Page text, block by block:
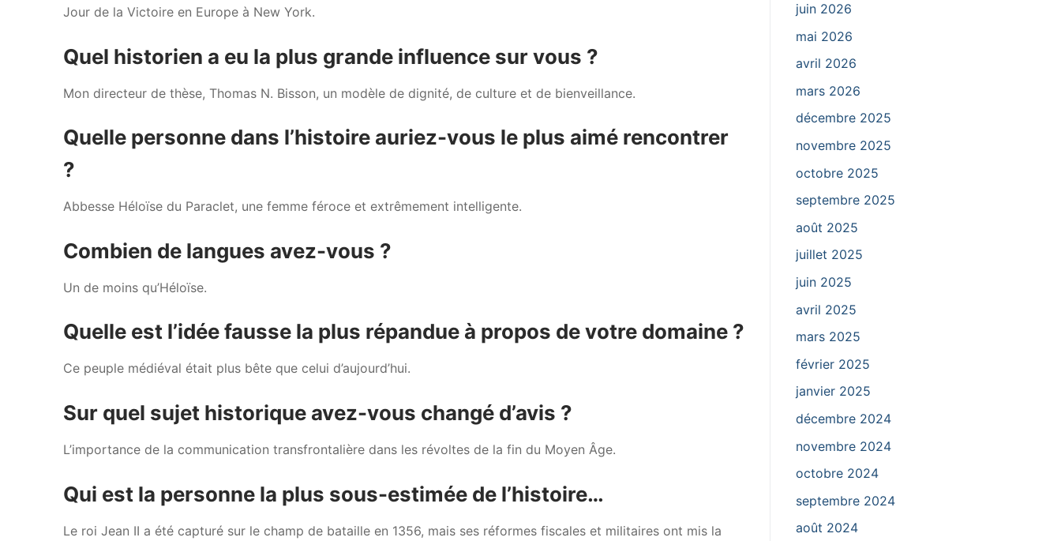
Jour de la Victoire en Europe à New York.
Quel historien a eu la plus grande influence sur vous ?
Mon directeur de thèse, Thomas N. Bisson, un modèle de dignité, de culture et de bienveillance.
Quelle personne dans l’histoire auriez-vous le plus aimé rencontrer
?
Abbesse Héloïse du Paraclet, une femme féroce et extrêmement intelligente.
Combien de langues avez-vous ?
Un de moins qu’Héloïse.
Quelle est l’idée fausse la plus répandue à propos de votre domaine ?
Ce peuple médiéval était plus bête que celui d’aujourd’hui.
Sur quel sujet historique avez-vous changé d’avis ?
L’importance de la communication transfrontalière dans les révoltes de la fin du Moyen Âge.
Qui est la personne la plus sous-estimée de l’histoire…
Le roi Jean II a été capturé sur le champ de bataille en 1356, mais ses réformes fiscales et militaires ont mis la
juin 2026
mai 2026
avril 2026
mars 2026
décembre 2025
novembre 2025
octobre 2025
septembre 2025
août 2025
juillet 2025
juin 2025
avril 2025
mars 2025
février 2025
janvier 2025
décembre 2024
novembre 2024
octobre 2024
septembre 2024
août 2024